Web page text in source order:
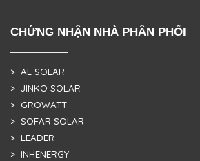
CHỨNG NHẬN NHÀ PHÂN PHỐI
> AE SOLAR
> JINKO SOLAR
> GROWATT
> SOFAR SOLAR
> LEADER
> INHENERGY